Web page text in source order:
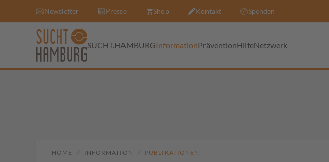
Newsletter Presse Shop Kontakt Spenden
SUCHT.HAMBURGInformationPräventionHilfeNetzwerk
HOME INFORMATION PUBLIKATIONEN